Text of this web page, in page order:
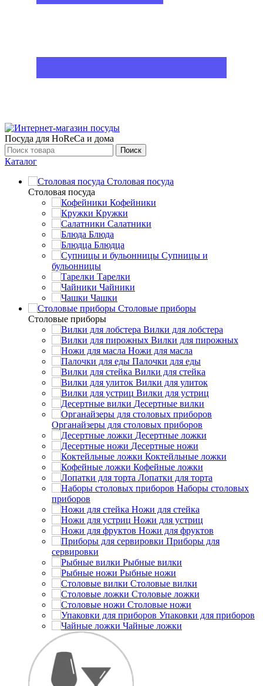
Посуда для HoReCa и дома
Поиск
Каталог
Столовая посуда
Столовая посуда
Кофейники
Кружки
Салатники
Блюда
Блюдца
Супницы и
бульонницы
Тарелки
Чайники
Чашки
Cтоловые приборы
Cтоловые приборы
Вилки для лобстера
Вилки для пирожных
Ножи для масла
Палочки для еды
Вилки для стейка
Вилки для улиток
Вилки для устриц
Десертные вилки
Органайзеры для столовых приборов
Десертные ложки
Десертные ножи
Коктейльные ложки
Кофейные ложки
Лопатки для торта
Наборы столовых
приборов
Ножи для стейка
Ножи для устриц
Ножи для фруктов
Приборы для
сервировки
Рыбные вилки
Рыбные ножи
Столовые вилки
Столовые ложки
Столовые ножи
Упаковки для приборов
Чайные ложки